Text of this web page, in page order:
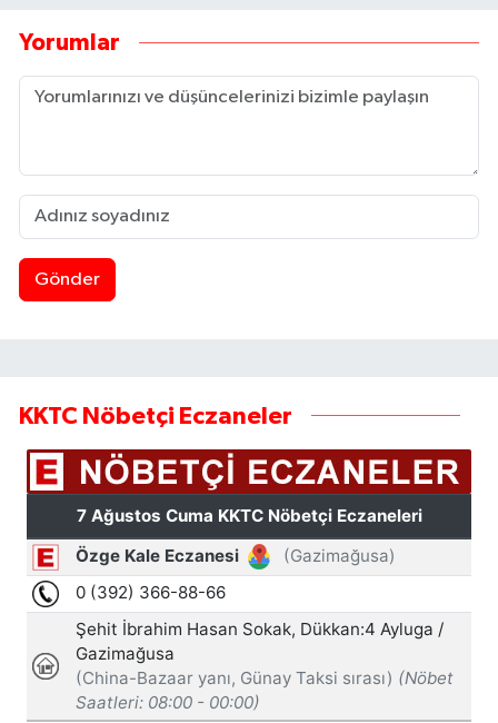
Yorumlar
Gönder
KKTC Nöbetçi Eczaneler